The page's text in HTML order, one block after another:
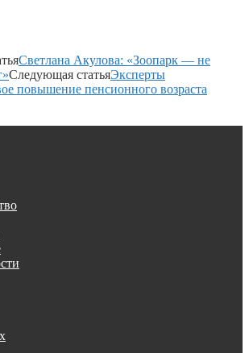
Светлана Акулова: «Зоопарк — не
Следующая статьяЭксперты
повышение пенсионного возраста